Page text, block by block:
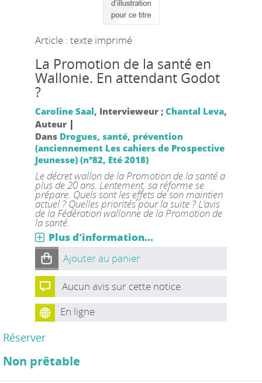
Article : texte imprimé
La Promotion de la santé en
Wallonie. En attendant Godot
?
Caroline Saal, Intervieweur ; Chantal Leva,
Auteur |
Dans Drogues, santé, prévention
(anciennement Les cahiers de Prospective
Jeunesse) (n°82, Eté 2018)
Le décret wallon de la Promotion de la santé a
plus de 20 ans. Lentement, sa réforme se
prépare. Quels sont les effets de son maintien
actuel ? Quelles priorités pour la suite ? L’avis
de la Fédération wallonne de la Promotion de
la santé.
Plus d'information...
Ajouter au panier
Aucun avis sur cette notice.
En ligne
Réserver
Non prêtable